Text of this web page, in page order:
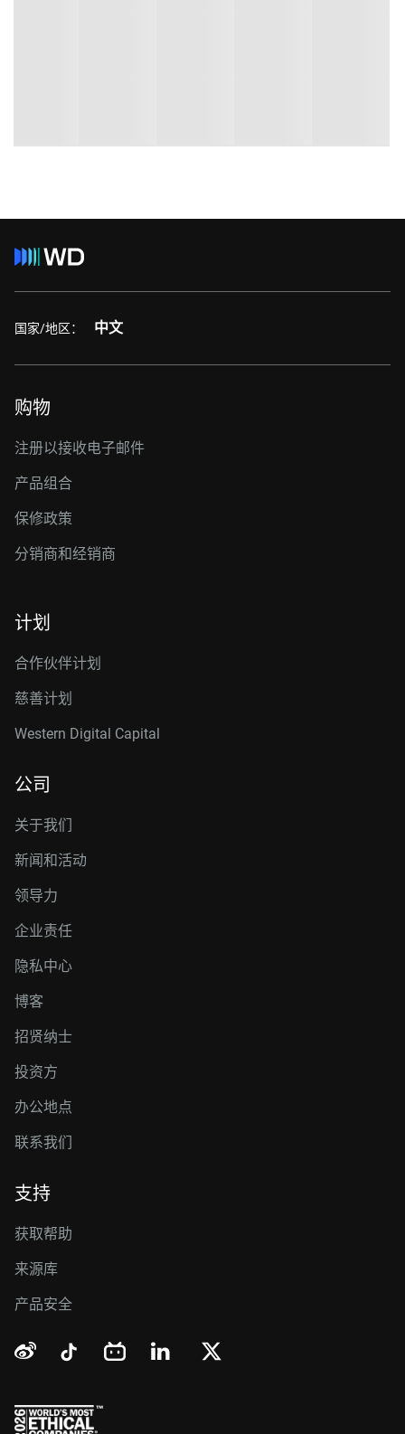
国家/地区： 中文
购物
注册以接收电子邮件
产品组合
保修政策
分销商和经销商
计划
合作伙伴计划
慈善计划
Western Digital Capital
公司
关于我们
新闻和活动
领导力
企业责任
隐私中心
博客
招贤纳士
投资方
办公地点
联系我们
支持
获取帮助
来源库
产品安全